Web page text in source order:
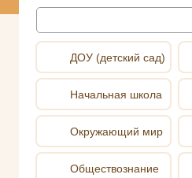
ДОУ (детский сад)
Начальная школа
Окружающий мир
Обществознание